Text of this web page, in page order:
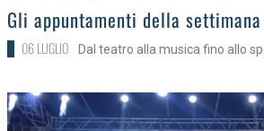
>
Gli appuntamenti della settimana
06 LUGLIO Dal teatro alla musica fino allo